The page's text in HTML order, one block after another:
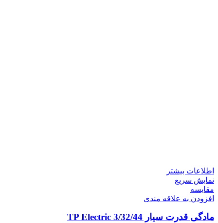
اطلاعات بیشتر
نمایش سریع
مقايسه
افزودن به علاقه مندی
مادگی قدرت سیار 3/32/44 TP Electric